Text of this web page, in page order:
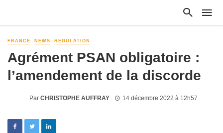
FRANCE NEWS REGULATION
Agrément PSAN obligatoire :
l’amendement de la discorde
Par CHRISTOPHE AUFFRAY 14 décembre 2022 à 12h57